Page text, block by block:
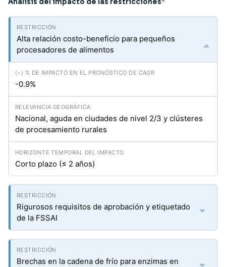
Alta relación costo-beneficio para pequeños
procesadores de alimentos
-0.9%
Nacional, aguda en ciudades de nivel 2/3 y clústeres
de procesamiento rurales
Corto plazo (≤ 2 años)
Rigurosos requisitos de aprobación y etiquetado
de la FSSAI
Brechas en la cadena de frío para enzimas en